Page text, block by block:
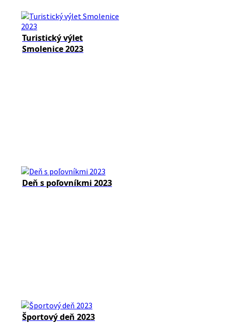
Turistický výlet
Smolenice 2023
Deň s poľovníkmi 2023
Športový deň 2023